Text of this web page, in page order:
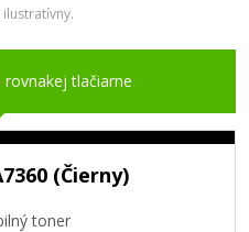
tlačiarne
(Čierny)
toner